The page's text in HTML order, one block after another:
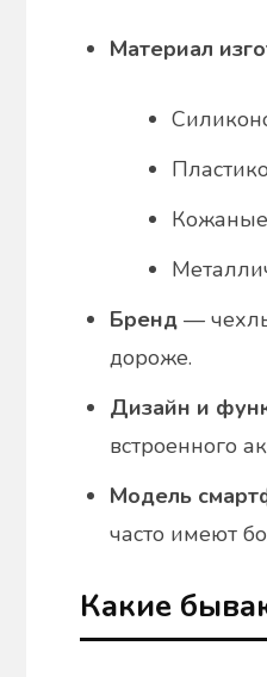
Материал
Кожаные
Бренд —
дороже.
Дизайн и
встроенного
Модель
часто имеют
Какие